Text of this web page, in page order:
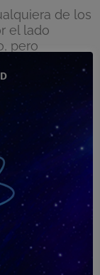
de los
el lado
pero
una de las